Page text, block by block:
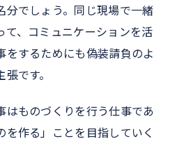
分でしょう。同じ現場で一緒
て、コミュニケーションを活
をするためにも偽装請負のよ
です。
はものづくりを行う仕事であ
を作る」ことを目指していく